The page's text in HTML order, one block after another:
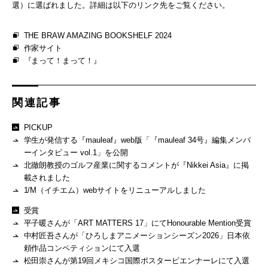
選）に選ばれました。詳細は以下のリンク先をご覧ください。
THE BRAW AMAZING BOOKSHELF 2024
作家サイト
『まって！まって！』
関連記事
PICKUP
学生が発信する『mauleaf』web版「『mauleaf 34号』編集メンバ
ーインタビュー vol.1」を公開
北徹朗教授のゴルフ産業に関するコメントが『Nikkei Asia』に掲
載されました
1/M（イチエム）webサイトをリニューアルしました
受賞
平子暖さんが「ART MATTERS 17」にてHonourable Mention受賞
中村匠吾さんが「ひろしまアニメーションシーズン2026」日本依
頼作品コンペティションにて入選
松田崇さんが第19回メキシコ国際ポスタービエンナーレにて入選